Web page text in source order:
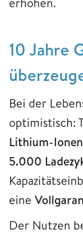
10 Jahre
Bei der
optimistisch:
Lithium-
5.000
eine
Der Nutzen